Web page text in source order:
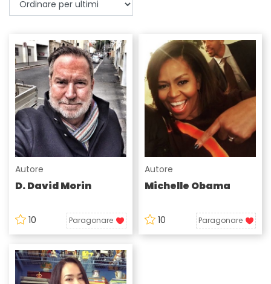
Autore
D. David Morin
10 Paragonare
Autore
Michelle Obama
10 Paragonare